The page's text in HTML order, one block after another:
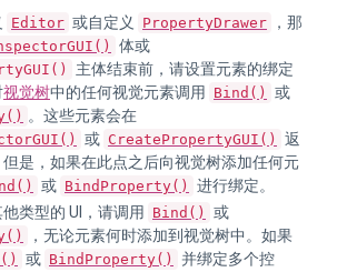
Editor 或自定义 PropertyDrawer
，那
体或
主体结束前，请设置元素的绑定
视觉树中的任何视觉元素调用 Bind() 或
。这些元素会在
或 CreatePropertyGUI()
返
是，如果在此点之后向视觉树添加任何元
或 BindProperty()
进行绑定。
类型的 UI，请调用
Bind() 或
，无论元素何时添加到视觉树中。如果
或 BindProperty()
并绑定多个控